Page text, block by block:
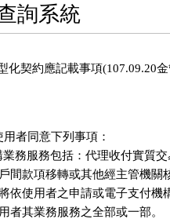
詢系統
化契約應記載事項(107.09.20
用者同意下列事項：
業務服務包括：代理收付實質
戶間款項移轉或其他經主管機
將依使用者之申請或電子支付
用者其業務服務之全部或一部